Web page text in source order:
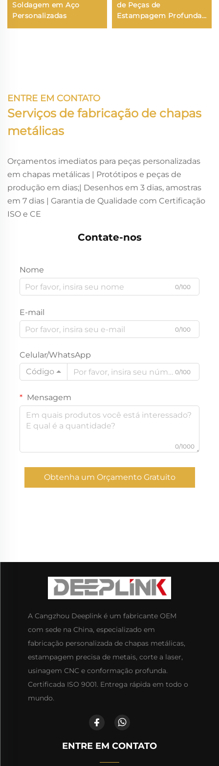
Soldagem em Aço
Personalizadas
de Peças de
Estampagem Profunda
de Precisão em Chapa
ENTRE EM CONTATO
Serviços de fabricação de chapas
metálicas
Orçamentos imediatos para peças personalizadas
em chapas metálicas | Protótipos e peças de
produção em dias;| Desenhos em 3 dias, amostras
em 7 dias | Garantia de Qualidade com Certificação
ISO e CE
Contate-nos
Nome
0/100
E-mail
0/100
Celular/WhatsApp
Código
0/100
Mensagem
0/1000
Obtenha um Orçamento Gratuito
A Cangzhou Deeplink é um fabricante OEM
com sede na China, especializado em
fabricação personalizada de chapas metálicas,
estampagem precisa de metais, corte a laser,
usinagem CNC e conformação profunda.
Certificada ISO 9001. Entrega rápida em todo o
mundo.
ENTRE EM CONTATO